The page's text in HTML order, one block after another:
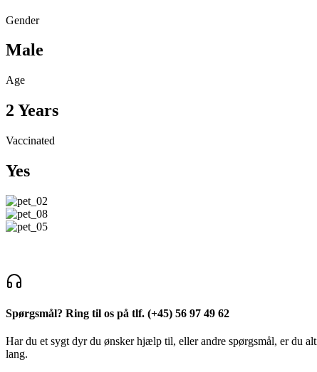
Gender
Male
Age
2 Years
Vaccinated
Yes
Spørgsmål? Ring til os på tlf. (+45) 56 97 49 62
Har du et sygt dyr du ønsker hjælp til, eller andre spørgsmål, er du
lang.